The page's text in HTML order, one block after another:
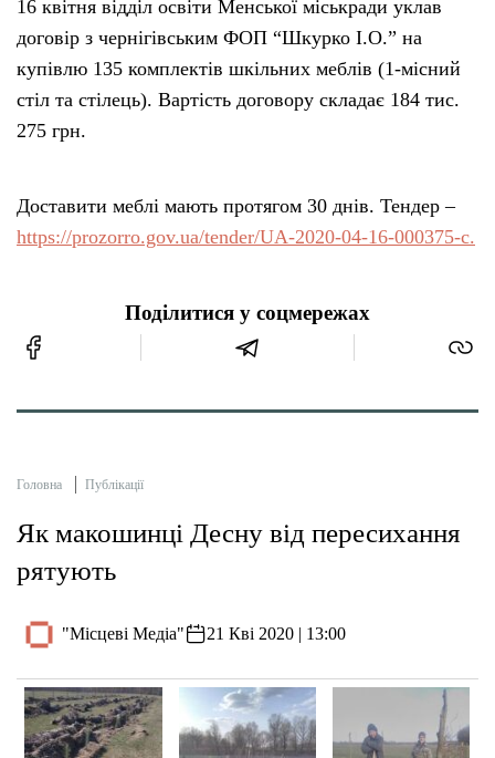
16 квітня відділ освіти Менської міськради уклав
договір з чернігівським ФОП “Шкурко І.О.” на
купівлю 135 комплектів шкільних меблів (1-місний
стіл та стілець). Вартість договору складає 184 тис.
275 грн.
Доставити меблі мають протягом 30 днів. Тендер –
https://prozorro.gov.ua/tender/UA-2020-04-16-000375-c.
Поділитися у соцмережах
Головна Публікації
Як макошинці Десну від пересихання
рятують
"Місцеві Медіа" 21 Кві 2020 | 13:00